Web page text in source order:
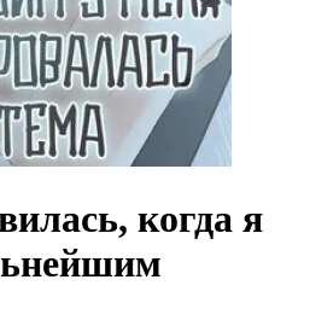
когда я